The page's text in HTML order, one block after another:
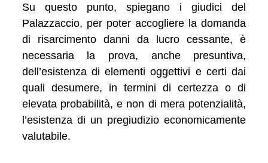
Su questo punto, spiegano i giudici del
Palazzaccio, per poter accogliere la domanda
di risarcimento danni da lucro cessante, è
necessaria la prova, anche presuntiva,
dell’esistenza di elementi oggettivi e certi dai
quali desumere, in termini di certezza o di
elevata probabilità, e non di mera potenzialità,
l’esistenza di un pregiudizio economicamente
valutabile.